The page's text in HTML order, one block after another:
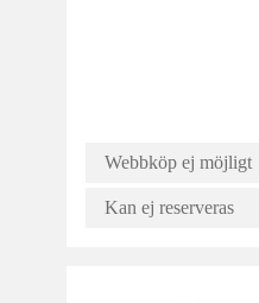
Webbköp ej möjligt
Kan ej reserveras